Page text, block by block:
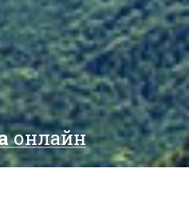
онлайн